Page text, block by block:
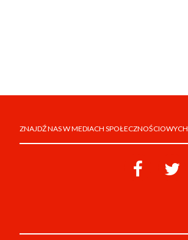
ZNAJDŹ NAS W MEDIACH SPOŁECZNOŚCIOWYCH